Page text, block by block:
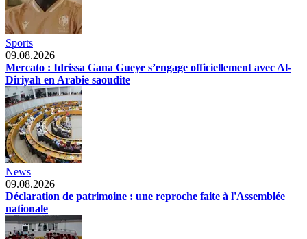
Sports
09.08.2026
Mercato : Idrissa Gana Gueye s’engage officiellement avec Al-
Diriyah en Arabie saoudite
News
09.08.2026
Déclaration de patrimoine : une reproche faite à l'Assemblée
nationale